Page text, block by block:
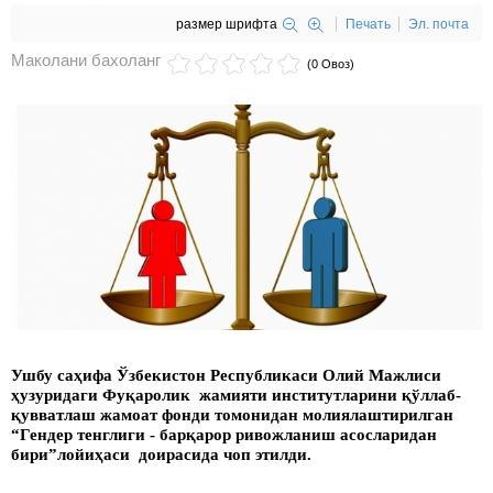
размер шрифта Печать Эл. почта
Маколани бахоланг (0 Овоз)
Ушбу саҳифа Ўзбекистон Республикаси Олий Мажлиси
ҳузуридаги Фуқаролик жамияти институтларини қўллаб-
қувватлаш жамоат фонди томонидан молиялаштирилган
“Гендер тенглиги - барқарор ривожланиш асосларидан
бири”лойиҳаси доирасида чоп этилди.